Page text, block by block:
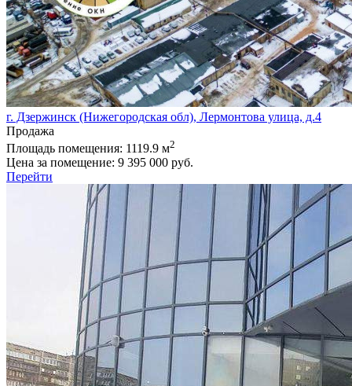
г. Дзержинск (Нижегородская обл), Лермонтова улица, д.4
Продажа
Площадь помещения: 1119.9 м2
Цена за помещение: 9 395 000 руб.
Перейти